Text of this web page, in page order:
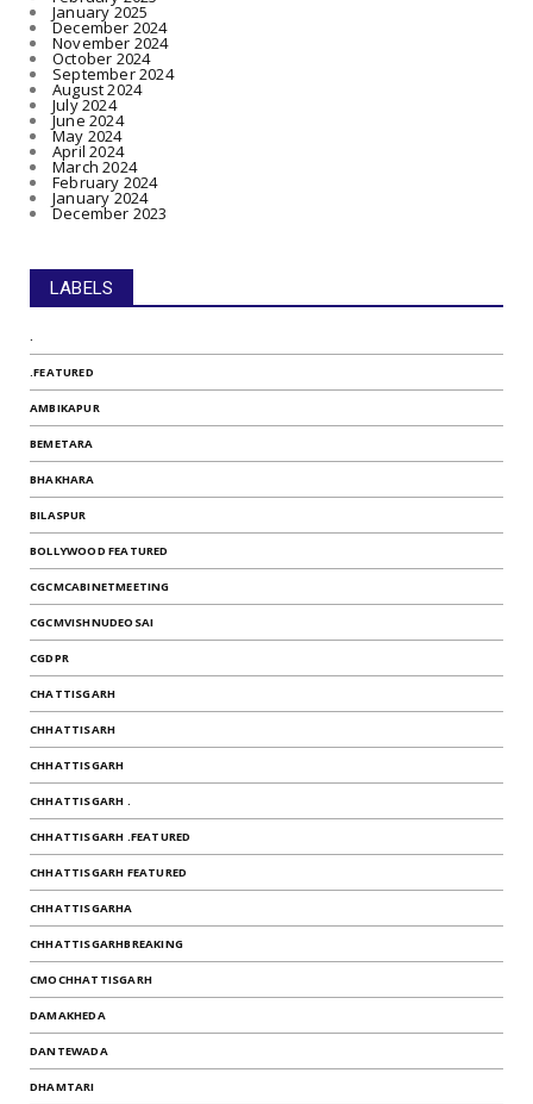
January 2025
December 2024
November 2024
October 2024
September 2024
August 2024
July 2024
June 2024
May 2024
April 2024
March 2024
February 2024
January 2024
December 2023
LABELS
.
.FEATURED
AMBIKAPUR
BEMETARA
BHAKHARA
BILASPUR
BOLLYWOOD FEATURED
CGCMCABINETMEETING
CGCMVISHNUDEOSAI
CGDPR
CHATTISGARH
CHHATTISARH
CHHATTISGARH
CHHATTISGARH .
CHHATTISGARH .FEATURED
CHHATTISGARH FEATURED
CHHATTISGARHA
CHHATTISGARHBREAKING
CMOCHHATTISGARH
DAMAKHEDA
DANTEWADA
DHAMTARI